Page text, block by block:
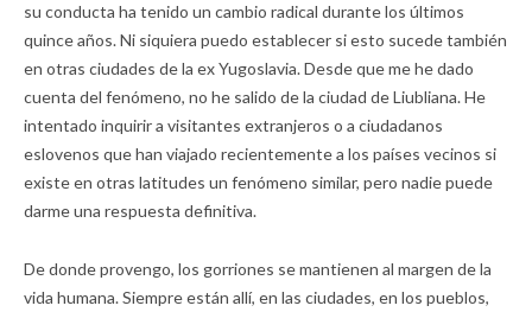
su conducta ha tenido un cambio radical durante los últimos
quince años. Ni siquiera puedo establecer si esto sucede también
en otras ciudades de la ex Yugoslavia. Desde que me he dado
cuenta del fenómeno, no he salido de la ciudad de Liubliana. He
intentado inquirir a visitantes extranjeros o a ciudadanos
eslovenos que han viajado recientemente a los países vecinos si
existe en otras latitudes un fenómeno similar, pero nadie puede
darme una respuesta definitiva.
De donde provengo, los gorriones se mantienen al margen de la
vida humana. Siempre están allí, en las ciudades, en los pueblos,